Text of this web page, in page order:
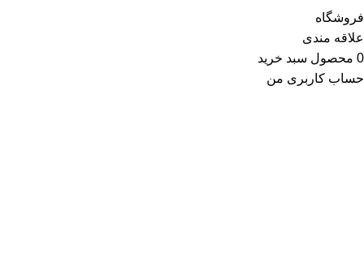
فروشگاه
علاقه مندی
0 محصول سبد خرید
حساب کاربری من